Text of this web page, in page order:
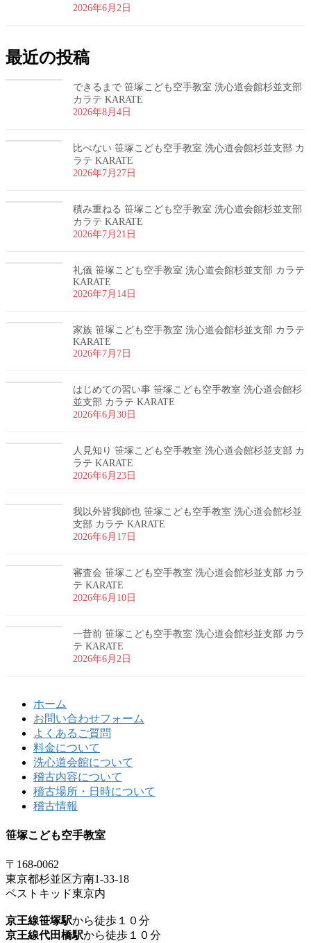
2026年6月2日
最近の投稿
できるまで 笹塚こども空手教室 洗心道会館杉並支部
カラテ KARATE
2026年8月4日
比べない 笹塚こども空手教室 洗心道会館杉並支部 カ
ラテ KARATE
2026年7月27日
積み重ねる 笹塚こども空手教室 洗心道会館杉並支部
カラテ KARATE
2026年7月21日
礼儀 笹塚こども空手教室 洗心道会館杉並支部 カラテ
KARATE
2026年7月14日
家族 笹塚こども空手教室 洗心道会館杉並支部 カラテ
KARATE
2026年7月7日
はじめての習い事 笹塚こども空手教室 洗心道会館杉
並支部 カラテ KARATE
2026年6月30日
人見知り 笹塚こども空手教室 洗心道会館杉並支部 カ
ラテ KARATE
2026年6月23日
我以外皆我師也 笹塚こども空手教室 洗心道会館杉並
支部 カラテ KARATE
2026年6月17日
審査会 笹塚こども空手教室 洗心道会館杉並支部 カラ
テ KARATE
2026年6月10日
一昔前 笹塚こども空手教室 洗心道会館杉並支部 カラ
テ KARATE
2026年6月2日
ホーム
お問い合わせフォーム
よくあるご質問
料金について
洗心道会館について
稽古内容について
稽古場所・日時について
稽古情報
笹塚こども空手教室
〒168-0062
東京都杉並区方南1-33-18
ベストキッド東京内
京王線笹塚駅から徒歩１０分
京王線代田橋駅から徒歩１０分